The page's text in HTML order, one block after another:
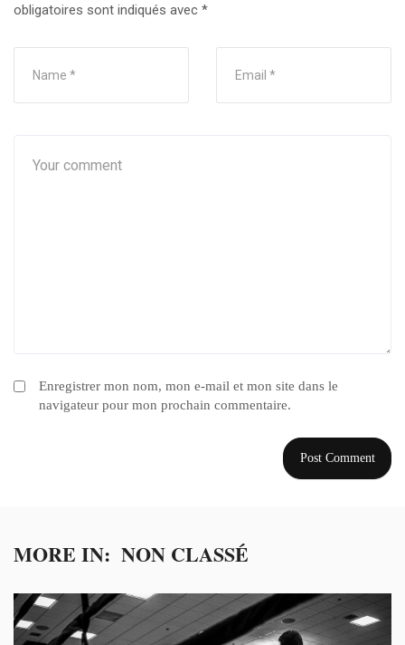
obligatoires sont indiqués avec *
Enregistrer mon nom, mon e-mail et mon site dans le
navigateur pour mon prochain commentaire.
MORE IN: NON CLASSÉ